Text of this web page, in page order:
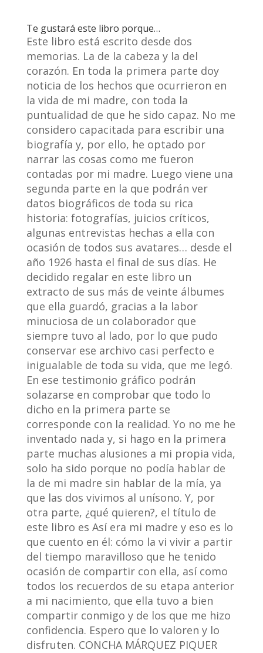
Te gustará este libro porque…
Este libro está escrito desde dos
memorias. La de la cabeza y la del
corazón. En toda la primera parte doy
noticia de los hechos que ocurrieron en
la vida de mi madre, con toda la
puntualidad de que he sido capaz. No me
considero capacitada para escribir una
biografía y, por ello, he optado por
narrar las cosas como me fueron
contadas por mi madre. Luego viene una
segunda parte en la que podrán ver
datos biográficos de toda su rica
historia: fotografías, juicios críticos,
algunas entrevistas hechas a ella con
ocasión de todos sus avatares… desde el
año 1926 hasta el final de sus días. He
decidido regalar en este libro un
extracto de sus más de veinte álbumes
que ella guardó, gracias a la labor
minuciosa de un colaborador que
siempre tuvo al lado, por lo que pudo
conservar ese archivo casi perfecto e
inigualable de toda su vida, que me legó.
En ese testimonio gráfico podrán
solazarse en comprobar que todo lo
dicho en la primera parte se
corresponde con la realidad. Yo no me he
inventado nada y, si hago en la primera
parte muchas alusiones a mi propia vida,
solo ha sido porque no podía hablar de
la de mi madre sin hablar de la mía, ya
que las dos vivimos al unísono. Y, por
otra parte, ¿qué quieren?, el título de
este libro es Así era mi madre y eso es lo
que cuento en él: cómo la vi vivir a partir
del tiempo maravilloso que he tenido
ocasión de compartir con ella, así como
todos los recuerdos de su etapa anterior
a mi nacimiento, que ella tuvo a bien
compartir conmigo y de los que me hizo
confidencia. Espero que lo valoren y lo
disfruten. CONCHA MÁRQUEZ PIQUER